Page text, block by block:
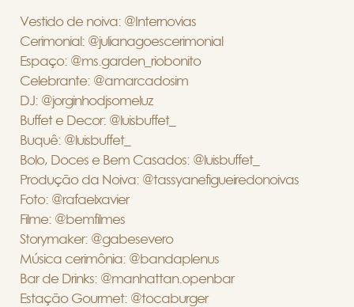
Vestido de noiva: @Internovias
Cerimonial: @julianagoescerimonial
Espaço: @ms.garden_riobonito
Celebrante: @amarcadosim
DJ: @jorginhodjsomeluz
Buffet e Decor: @luisbuffet_
Buquê: @luisbuffet_
Bolo, Doces e Bem Casados: @luisbuffet_
Produção da Noiva: @tassyanefigueiredonoivas
Foto: @rafaelxavier
Filme: @bemfilmes
Storymaker: @gabesevero
Música cerimônia: @bandaplenus
Bar de Drinks: @manhattan.openbar
Estação Gourmet: @tocaburger